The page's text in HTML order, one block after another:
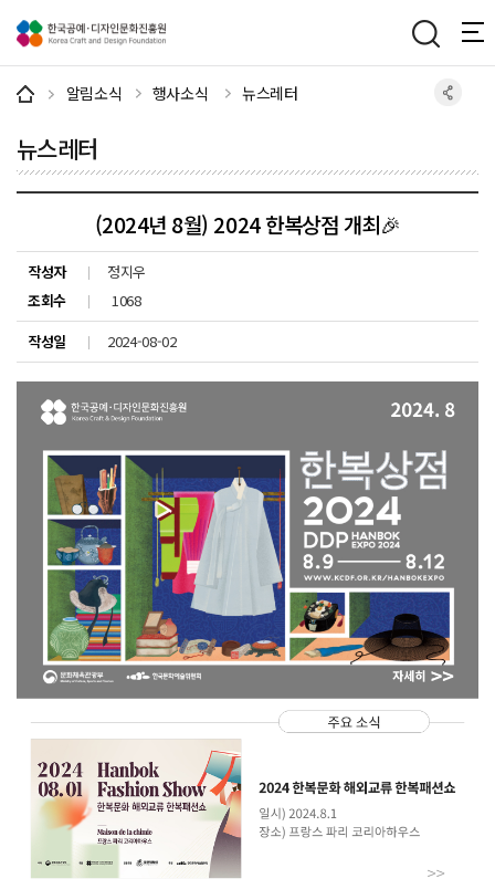
알림소식 행사소식 뉴스레터
뉴스레터
(2024년 8월) 2024 한복상점 개최🎉
작성자
정지우
조회수
1068
작성일
2024-08-02